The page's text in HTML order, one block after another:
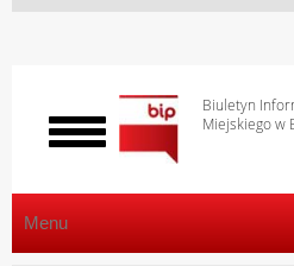
Biuletyn
Miejskiego w
Włącz
menu
Menu